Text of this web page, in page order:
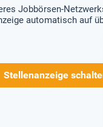
Jobbörsen-
automatisch auf
Stellenanzeige